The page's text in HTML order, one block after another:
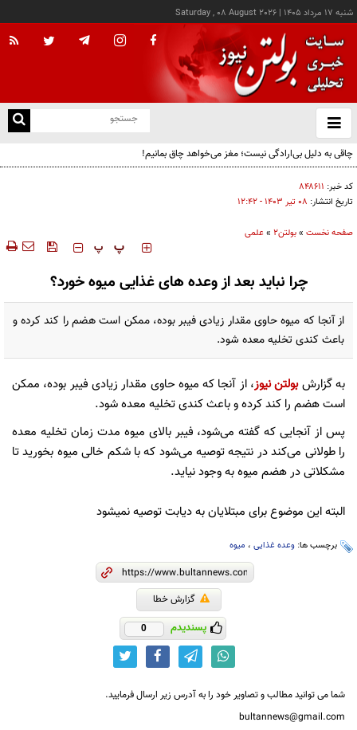
شنبه ۱۷ مرداد ۱۴۰۵ |
Saturday , 08 August 2026
باز
و
چاقی به دلیل بی‌ارادگی نیست؛ مغز می‌خواهد چاق بمانیم!
کد خبر: ۸۴۸۶۱۱
تاریخ انتشار: ۰۸ تير ۱۴۰۳ - ۱۲:۴۲
صفحه نخست »بولتن2 »علمی
‍‍‍ پ پ
چرا نباید بعد از وعده های غذایی میوه خورد؟
از آنجا که میوه حاوی مقدار زیادی فیبر بوده، ممکن است هضم را کند کرده و
باعث کندی تخلیه معده شود.
به گزارش بولتن نیوز، از آنجا که میوه حاوی مقدار زیادی فیبر بوده، ممکن
است هضم را کند کرده و باعث کندی تخلیه معده شود.
پس از آنجایی که گفته می‌شود، فیبر بالای میوه مدت زمان تخلیه معده
را طولانی می‌کند در نتیجه توصیه می‌شود که با شکم خالی میوه بخورید تا
مشکلاتی در هضم میوه به وجود نیاید.
البته این موضوع برای مبتلایان به دیابت توصیه نمیشود
برچسب ها: وعده غذایی ، میوه
گزارش خطا
پسندیدم 0
شما می توانید مطالب و تصاویر خود را به آدرس زیر ارسال فرمایید.
bultannews@gmail.com